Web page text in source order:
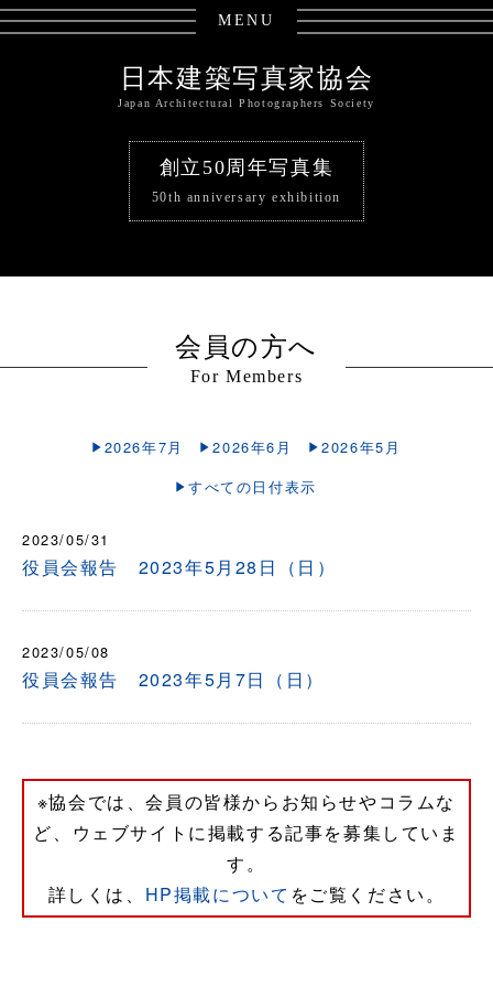
MENU
日本建築写真家協会
Japan Architectural Photographers Society
創立50周年写真集
50th anniversary exhibition
会員の方へ
For Members
2026年7月 2026年6月
2026年5月
すべての日付表示
2023/05/31
役員会報告 2023年5月28日（日）
2023/05/08
役員会報告 2023年5月7日（日）
※協会では、会員の皆様からお知らせやコラムな
ど、ウェブサイトに掲載する記事を募集していま
す。
詳しくは、 HP掲載について をご覧ください。